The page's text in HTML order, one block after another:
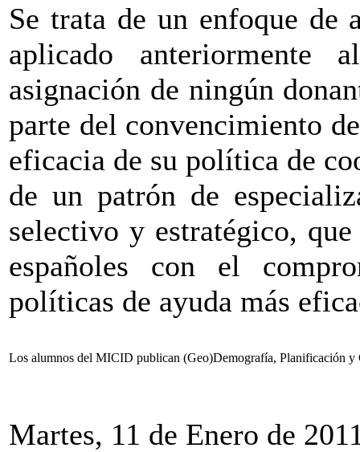
Se trata de un enfoque de
aplicado
asignación de ningún
parte del convencimiento
eficacia de su política de
de un patrón de
selectivo y estratégico,
españoles con el
políticas de ayuda más
Los alumnos del MICID publican (Geo)Demografía, Planificación y
Martes, 11 de Enero de